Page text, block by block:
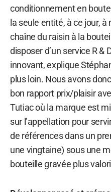
conditionnement en
la seule entité, à ce jour,
chaîne du raisin à la
disposer d’un service R &
innovant, explique
plus loin. Nous avons
bon rapport prix/plaisir
Tutiac où la marque est
sur l’appellation pour
de références dans un
une vingtaine) sous une
bouteille gravée plus